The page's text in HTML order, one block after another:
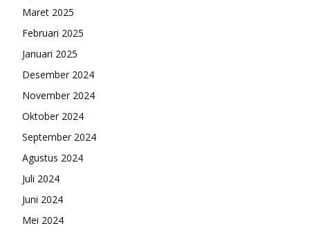
Maret 2025
Februari 2025
Januari 2025
Desember 2024
November 2024
Oktober 2024
September 2024
Agustus 2024
Juli 2024
Juni 2024
Mei 2024